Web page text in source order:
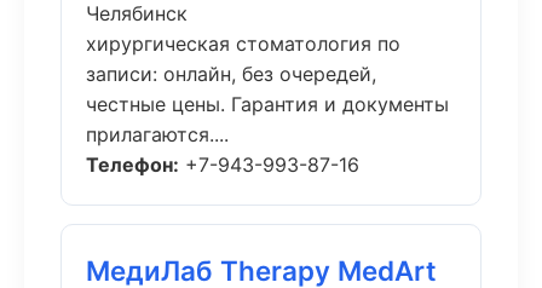
Челябинск
хирургическая стоматология по
записи: онлайн, без очередей,
честные цены. Гарантия и документы
прилагаются....
Телефон: +7-943-993-87-16
МедиЛаб Therapy MedArt